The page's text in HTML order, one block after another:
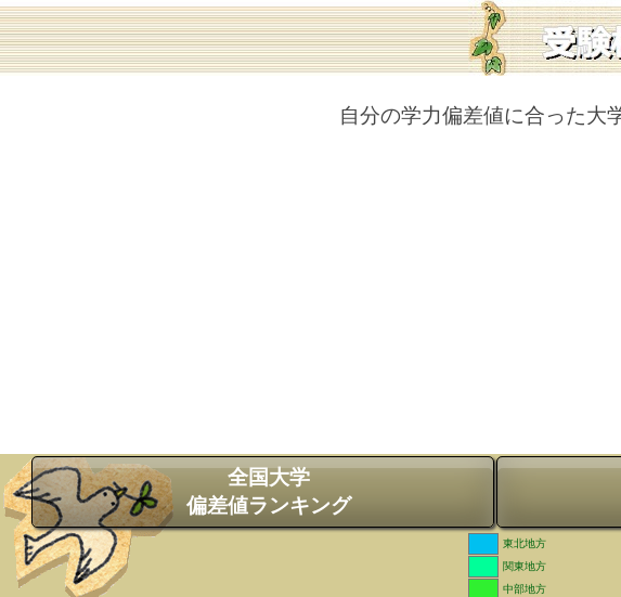
自分の学力偏差値に合った大
全国大学
偏差値ランキング
東北地方
関東地方
中部地方